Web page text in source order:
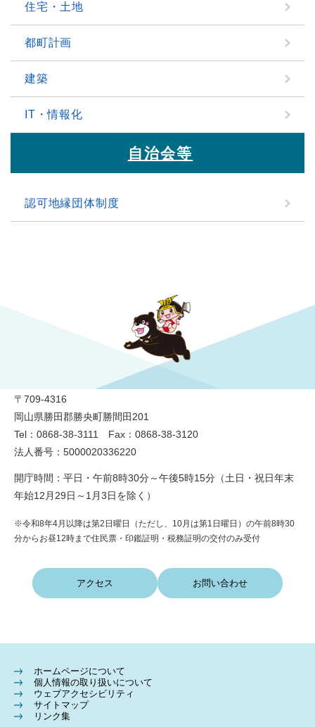
住宅・土地
都町計画
建築
IT・情報化
自治会等
認可地縁団体制度
〒709-4316
岡山県勝田郡勝央町勝間田201
Tel：0868-38-3111 Fax：0868-38-3120
法人番号：5000020336220
開庁時間：平日・午前8時30分～午後5時15分（土日・祝日年末
年始12月29日～1月3日を除く）
※令和8年4月以降は第2日曜日（ただし、10月は第1日曜日）の午前8時30
分からお昼12時まで住民票・印鑑証明・税務証明の交付のみ受付
アクセス お問い合わせ
ホームページについて
個人情報の取り扱いについて
ウェブアクセシビリティ
サイトマップ
リンク集